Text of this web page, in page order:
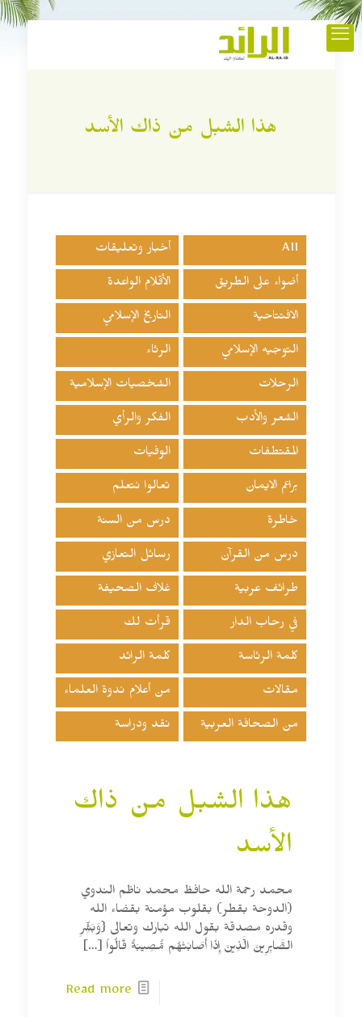
هذا الشبل من ذاك الأسد
All أخبار وتعليقات
أضواء على الطريق الأقلام الواعدة
الافتتاحية التاريخ الإسلامي
التوجيه الإسلامي الرثاء
الرحلات الشخصيات الإسلامية
الشعر والأدب الفكر والرأي
المقتطفات الوفيات
براعم الايمان تعالوا نتعلم
خاطرة درس من السنة
درس من القرآن رسائل التعازي
طرائف عربية غلاف الصحيفة
في رحاب الدار قرأت لك
كلمة الرئاسة كلمة الرائد
مقالات من أعلام ندوة العلماء
من الصحافة العربية نقد ودراسة
هذا الشبل من ذاك
الأسد
محمد رحمة الله حافظ محمد ناظم الندوي
(الدوحة بقطر) بقلوب مؤمنة بقضاء الله
وقدره مصدقة بقول الله تبارك وتعالى {وَبَشِّرِ
الصَّابِرِينَ الَّذِينَ إِذَا أَصَابَتْهُم مُّصِيبَةٌ قَالُواْ […]
Read more